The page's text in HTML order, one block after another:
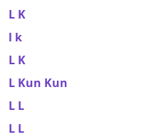
L K
l k
L K
L Kun Kun
L L
L L